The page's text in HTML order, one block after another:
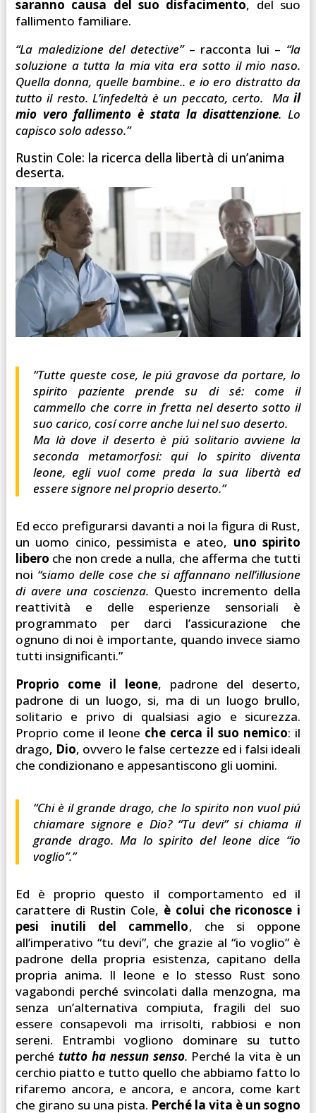
saranno causa del suo disfacimento, del suo
fallimento familiare.
“La maledizione del detective”– racconta lui – “la
soluzione a tutta la mia vita era sotto il mio naso.
Quella donna, quelle bambine.. e io ero distratto da
tutto il resto. L’infedeltà è un peccato, certo. Mail
mio vero fallimento è stata la disattenzione. Lo
capisco solo adesso.”
Rustin Cole: la ricerca della libertà di un’anima
deserta.
“Tutte queste cose, le piú gravose da portare, lo
spirito paziente prende su di sé: come il
cammello che corre in fretta nel deserto sotto il
suo carico, cosí corre anche lui nel suo deserto.
Ma là dove il deserto è piú solitario avviene la
seconda metamorfosi: qui lo spirito diventa
leone, egli vuol come preda la sua libertà ed
essere signore nel proprio deserto.”
Ed ecco prefigurarsi davanti a noi la figura di Rust,
un uomo cinico, pessimista e ateo, uno spirito
libero che non crede a nulla, che afferma che tutti
noi “siamo delle cose che si affannano nell’illusione
di avere una coscienza. Questo incremento della
reattività e delle esperienze sensoriali è
programmato per darci l’assicurazione che
ognuno di noi è importante, quando invece siamo
tutti insignificanti.”
Proprio come il leone, padrone del deserto,
padrone di un luogo, si, ma di un luogo brullo,
solitario e privo di qualsiasi agio e sicurezza.
Proprio come il leone che cerca il suo nemico: il
drago, Dio, ovvero le false certezze ed i falsi ideali
che condizionano e appesantiscono gli uomini.
“Chi è il grande drago, che lo spirito non vuol piú
chiamare signore e Dio? “Tu devi” si chiama il
grande drago. Ma lo spirito del leone dice “io
voglio”.”
Ed è proprio questo il comportamento ed il
carattere di Rustin Cole, è colui che riconosce i
pesi inutili del cammello, che si oppone
all’imperativo “tu devi”, che grazie al “io voglio” è
padrone della propria esistenza, capitano della
propria anima. Il leone e lo stesso Rust sono
vagabondi perché svincolati dalla menzogna, ma
senza un’alternativa compiuta, fragili del suo
essere consapevoli ma irrisolti, rabbiosi e non
sereni. Entrambi vogliono dominare su tutto
perché tutto ha nessun senso. Perché la vita è un
cerchio piatto e tutto quello che abbiamo fatto lo
rifaremo ancora, e ancora, e ancora, come kart
che girano su una pista. Perché la vita è un sogno